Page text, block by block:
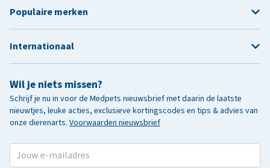
Wil je niets missen?
Schrijf je nu in voor de Medpets nieuwsbrief met daarin de laatste
nieuwtjes, leuke acties, exclusieve kortingscodes en tips & advies van
onze dierenarts. Voorwaarden nieuwsbrief
Populaire merken
Internationaal